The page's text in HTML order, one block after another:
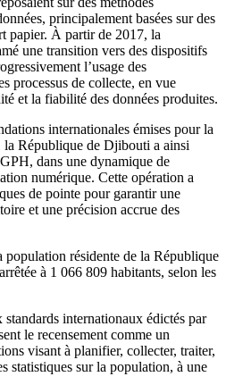
principalement basées sur des
papier. À partir de 2017, la
une transition vers des dispositifs
l’usage des
processus de collecte, en vue
et la fiabilité des données produites.
internationales émises pour la
la République de Djibouti a ainsi
dans une dynamique de
numérique. Cette opération a
de pointe pour garantir une
et une précision accrue des
population résidente de la République
à 1 066 809 habitants, selon les
internationaux édictés par
le recensement comme un
visant à planifier, collecter, traiter,
statistiques sur la population, à une